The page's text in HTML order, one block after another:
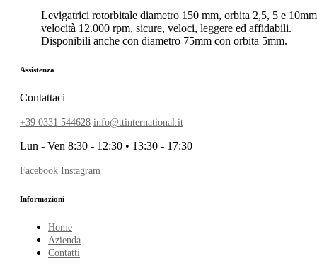
Levigatrici rotorbitale diametro 150 mm, orbita 2,5, 5 e
velocità 12.000 rpm, sicure, veloci, leggere ed affidabili.
Disponibili anche con diametro 75mm con orbita 5mm.
Assistenza
Contattaci
+39 0331 544628 info@ttinternational.it
Lun - Ven 8:30 - 12:30 • 13:30 - 17:30
Facebook Instagram
Informazioni
Home
Azienda
Contatti